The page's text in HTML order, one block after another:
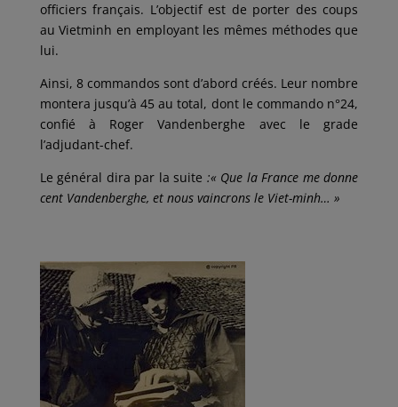
officiers français. L’objectif est de porter des coups
au Vietminh en employant les mêmes méthodes que
lui.
Ainsi, 8 commandos sont d’abord créés. Leur nombre
montera jusqu’à 45 au total, dont le commando n°24,
confié à Roger Vandenberghe avec le grade
l’adjudant-chef.
Le général dira par la suite :« Que la France me donne
cent Vandenberghe, et nous vaincrons le Viet-minh… »